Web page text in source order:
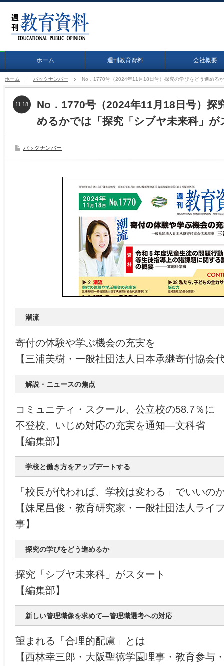
ホーム 週刊教育資料 会社概要
ホーム バックナンバー No．1770号（2024年11月18日号）探究の学びをどう進める
No．1770号（2024年11月18日号）探
めるかでは「探究「シブヤ未来科」
11.18
バックナンバー
潮流
寄付の体験や学ぶ機会の充実を
【三浦美樹・一般社団法人日本承継寄付協会
解説・ニュースの焦点
コミュニティ・スクール、公立校の58.7％に
不登校、いじめ対応の充実を通知―文科省
【編集部】
学校と働き方をアップデートする
「校長が代われば、学校は変わる」でいいの
【妹尾昌俊・教育研究家・一般社団法人ライ
事】
探究の学びをどう進めるか
探究「シブヤ未来科」がスタート
【編集部】
新しい管理職像を求めて―管理職選考への対応
望まれる「合理的配慮」とは
【西林幸三郎・大阪聖徳学園理事・教育参与